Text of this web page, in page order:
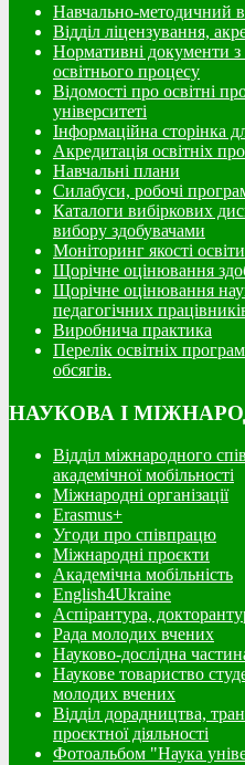
Навчально-методичний
Відділ ліцензування,
Нормативні документи з
освітнього процесу
Відомості про освітні
університеті
Інформаційна сторінка
Акредитація освітніх
Навчальні плани
Силабуси, робочі
Каталоги вибіркових
вибору здобувачами
Моніторинг якості
Щорічне оцінювання
Щорічне оцінювання
педагогічних
Виробнича практика
Перелік освітніх
oбсягів.
НАУКОВА І
Відділ міжнародного
академічної мобільності
Міжнародні організації
Erasmus+
Угоди про співпрацю
Міжнародні проєкти
Академічна мобільність
English4Ukraine
Аспірантура,
Рада молодих вчених
Науково-дослідна
Наукове товариство
молодих вчених
Відділ дорадництва,
проєктної діяльності
Фотоальбом "Наука